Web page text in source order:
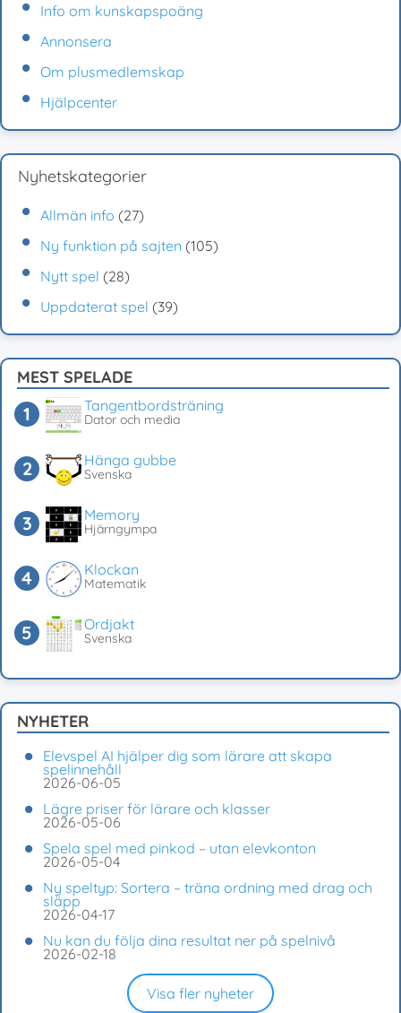
Info om kunskapspoäng
Annonsera
Om plusmedlemskap
Hjälpcenter
Nyhetskategorier
Allmän info (27)
Ny funktion på sajten (105)
Nytt spel (28)
Uppdaterat spel (39)
MEST SPELADE
Tangentbordsträning
Dator och media
Hänga gubbe
Svenska
Memory
Hjärngympa
Klockan
Matematik
Ordjakt
Svenska
NYHETER
Elevspel AI hjälper dig som lärare att skapa
spelinnehåll
2026-06-05
Lägre priser för lärare och klasser
2026-05-06
Spela spel med pinkod – utan elevkonton
2026-05-04
Ny speltyp: Sortera – träna ordning med drag och
släpp
2026-04-17
Nu kan du följa dina resultat ner på spelnivå
2026-02-18
Visa fler nyheter